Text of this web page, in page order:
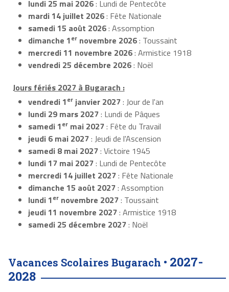
lundi 25 mai 2026: Lundi de Pentecôte
mardi 14 juillet 2026: Fête Nationale
samedi 15 août 2026: Assomption
dimanche 1er novembre 2026: Toussaint
mercredi 11 novembre 2026: Armistice 1918
vendredi 25 décembre 2026: Noël
Jours fériés 2027 à Bugarach :
vendredi 1er janvier 2027: Jour de l'an
lundi 29 mars 2027: Lundi de Pâques
samedi 1er mai 2027: Fête du Travail
jeudi 6 mai 2027: Jeudi de l'Ascension
samedi 8 mai 2027: Victoire 1945
lundi 17 mai 2027: Lundi de Pentecôte
mercredi 14 juillet 2027: Fête Nationale
dimanche 15 août 2027: Assomption
lundi 1er novembre 2027: Toussaint
jeudi 11 novembre 2027: Armistice 1918
samedi 25 décembre 2027: Noël
Vacances Scolaires Bugarach • 2027-
2028